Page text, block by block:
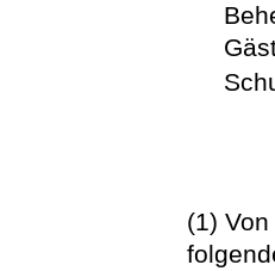
(1)